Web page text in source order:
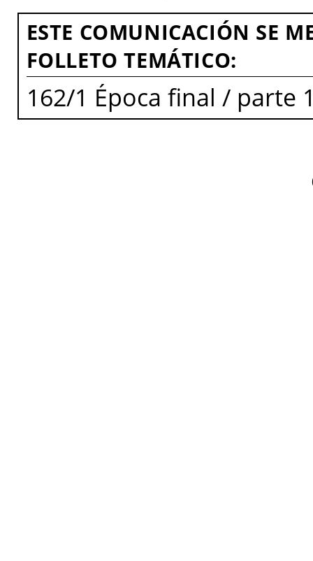
ESTE COMUNICACIÓN SE
FOLLETO TEMÁTICO:
162/1 Época final / parte